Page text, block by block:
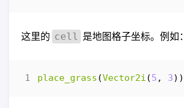
这里的 cell 是地图格子坐标。例如：
place_grass (Vector2i (5 , 3))